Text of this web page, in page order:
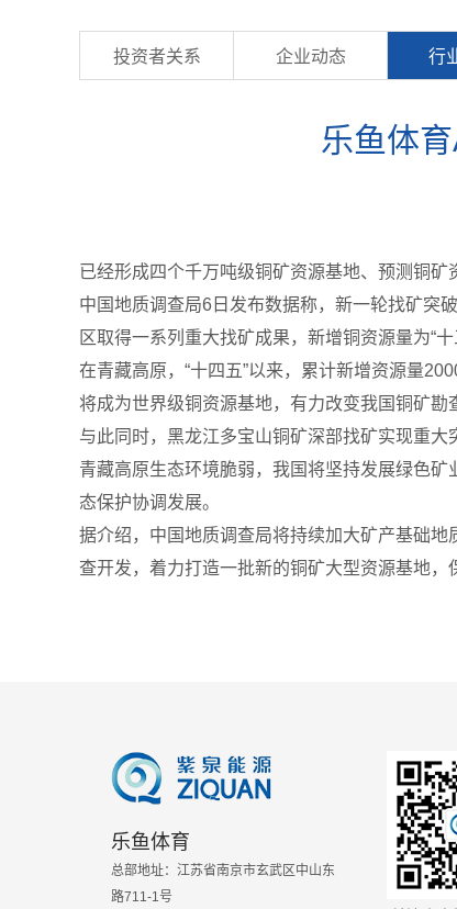
投资者关系 企业动态 行
乐鱼体
已经形成四个千万吨级铜矿资源基地、预测铜
中国地质调查局6日发布数据称，新一轮找矿突
区取得一系列重大找矿成果，新增铜资源量为“十
在青藏高原，“十四五”以来，累计新增资源量
将成为世界级铜资源基地，有力改变我国铜矿勘
与此同时，黑龙江多宝山铜矿深部找矿实现重
青藏高原生态环境脆弱，我国将坚持发展绿色
态保护协调发展。
据介绍，中国地质调查局将持续加大矿产基础
查开发，着力打造一批新的铜矿大型资源基地，
乐鱼体育
总部地址：江苏省南京市玄武区中山东
路711-1号